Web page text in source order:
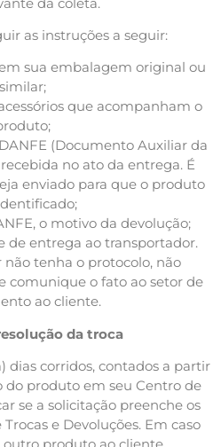
as instruções a seguir:
sua embalagem original ou
similar;
que acompanham o
(Documento Auxiliar da
no ato da entrega. É
enviado para que o produto
o motivo da devolução;
de entrega ao transportador.
não tenha o protocolo, não
comunique o fato ao setor de
ao cliente.
da troca
dias corridos, contados a partir
produto em seu Centro de
se a solicitação preenche os
e Devoluções. Em caso